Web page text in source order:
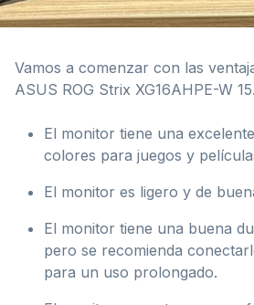
Vamos a comenzar con las
ASUS ROG Strix XG16AHPE-W
El monitor tiene una
colores para juegos y
El monitor es ligero y de
El monitor tiene una buena
pero se recomienda
para un uso prolongado.